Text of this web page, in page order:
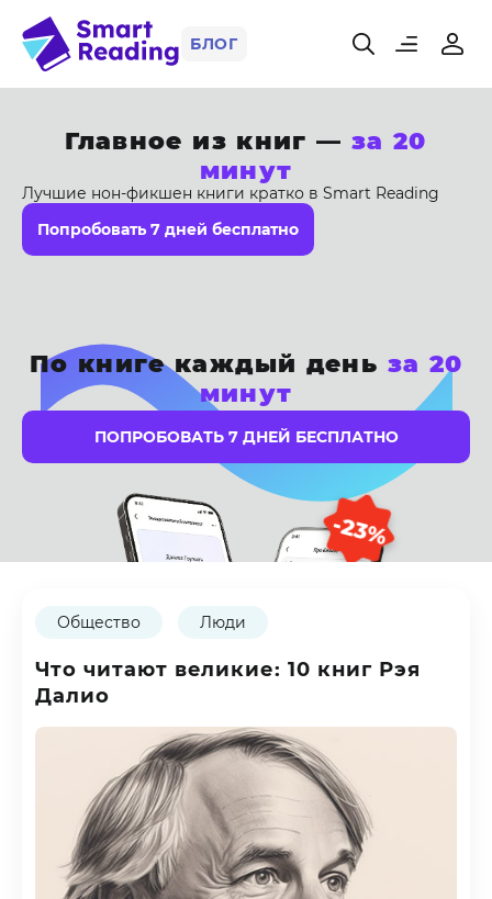
БЛОГ
Главное из книг — за 20
минут
Лучшие нон-фикшен книги кратко в Smart Reading
Попробовать 7 дней бесплатно
По книге каждый день за 20
минут
ПОПРОБОВАТЬ 7 ДНЕЙ БЕСПЛАТНО
-23%
Общество Люди
Что читают великие: 10 книг Рэя
Далио